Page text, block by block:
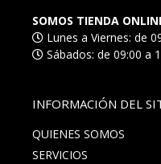
SOMOS TIENDA
Lunes a Viernes: de
Sábados: de 09:00 a
INFORMACIÓN DEL
QUIENES SOMOS
SERVICIOS